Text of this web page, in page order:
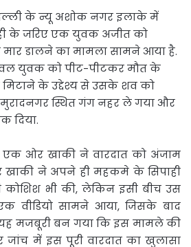
के न्यू अशोक नगर इलाके में
के जरिए एक युवक अजीत को
डालने का मामला सामने आया है.
युवक को पीट-पीटकर मौत के
मिटाने के उद्देश्य से उसके शव को
स्थित गंग नहर ले गया और
दिया.
ओर खाकी ने वारदात को अंजाम
खाकी ने अपने ही महकमे के सिपाही
भी की, लेकिन इसी बीच उस
वीडियो सामने आया, जिसके बाद
मजबूरी बन गया कि इस मामले की
में इस पूरी वारदात का खुलासा